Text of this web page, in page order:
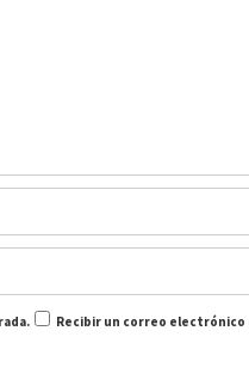
Recibir un correo electrónico